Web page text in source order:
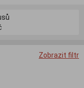
Zobrazit filtr